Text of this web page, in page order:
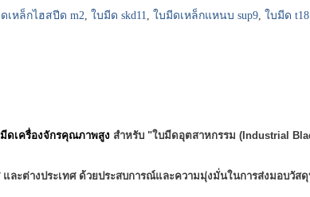
เหล็กไฮสปีด m2, ใบมีด skd11, ใบมีดเหล็กแหนบ sup9, ใบมีด
ดเครื่องจักรคุณภาพสูง สำหรับ "ใบมีดอุตสาหกรรม (Industrial
ละต่างประเทศ ด้วยประสบการณ์และความมุ่งมั่นในการส่งมอบวัส